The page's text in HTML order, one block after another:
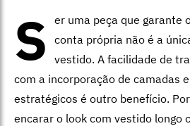
S
er uma peça que garante
conta própria não é a
vestido. A facilidade de
com a incorporação de camadas
estratégicos é outro benefício.
encarar o look com vestido longo